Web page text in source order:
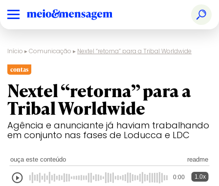
Início ▸Comunicação ▸ Nextel “retorna” para a Tribal Worldwide
contas
Nextel “retorna” para a
Tribal Worldwide
Agência e anunciante já haviam trabalhando
em conjunto nas fases de Loducca e LDC
ouça este conteúdo readme
0:00 1.0x